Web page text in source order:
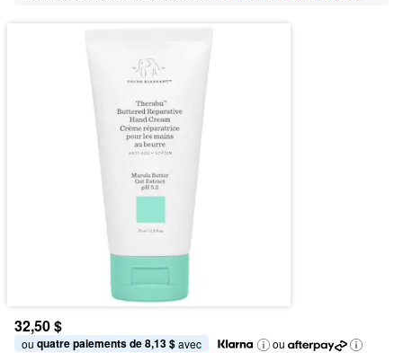
32,50 $
ou quatre paiements de 8,13 $ avec
ou